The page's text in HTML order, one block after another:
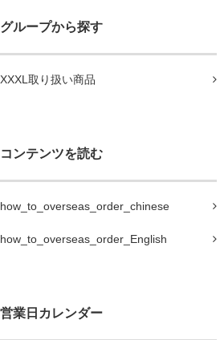
グループから探す
XXXL取り扱い商品
コンテンツを読む
how_to_overseas_order_chinese
how_to_overseas_order_English
営業日カレンダー